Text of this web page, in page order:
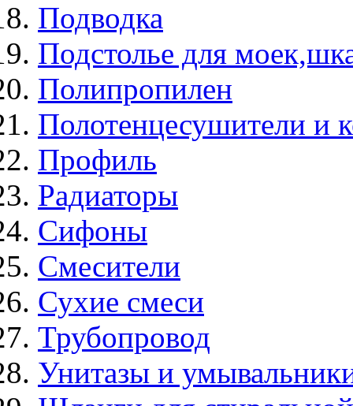
Подводка
Подстолье для
Полипропилен
Полотенцесушители и
Профиль
Радиаторы
Сифоны
Смесители
Сухие смеси
Трубопровод
Унитазы и